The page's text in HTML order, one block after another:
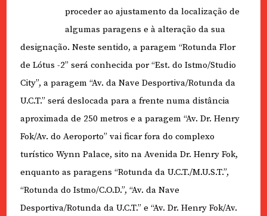
proceder ao ajustamento da localização de
algumas paragens e à alteração da sua
designação. Neste sentido, a paragem “Rotunda Flor
de Lótus -2” será conhecida por “Est. do Istmo/Studio
City”, a paragem “Av. da Nave Desportiva/Rotunda da
U.C.T.” será deslocada para a frente numa distância
aproximada de 250 metros e a paragem “Av. Dr. Henry
Fok/Av. do Aeroporto” vai ficar fora do complexo
turístico Wynn Palace, sito na Avenida Dr. Henry Fok,
enquanto as paragens “Rotunda da U.C.T./M.U.S.T.”,
“Rotunda do Istmo/C.O.D.”, “Av. da Nave
Desportiva/Rotunda da U.C.T.” e “Av. Dr. Henry Fok/Av.